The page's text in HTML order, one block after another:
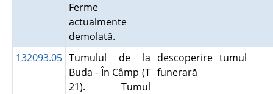
Ferme
actualmente
demolată.
132093.05 Tumulul de la
Buda - În Câmp (T
21). Tumul
descoperire
funerară
tumul